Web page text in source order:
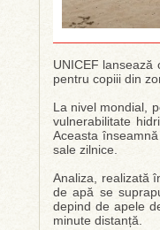
UNICEF lansează
pentru copiii din
La nivel mondial,
vulnerabilitate
Aceasta
sale zilnice.
Analiza, realizată
de apă se
depind de apele
minute distanță.